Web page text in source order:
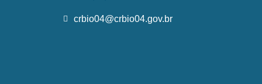
crbio04@crbio04.gov.br